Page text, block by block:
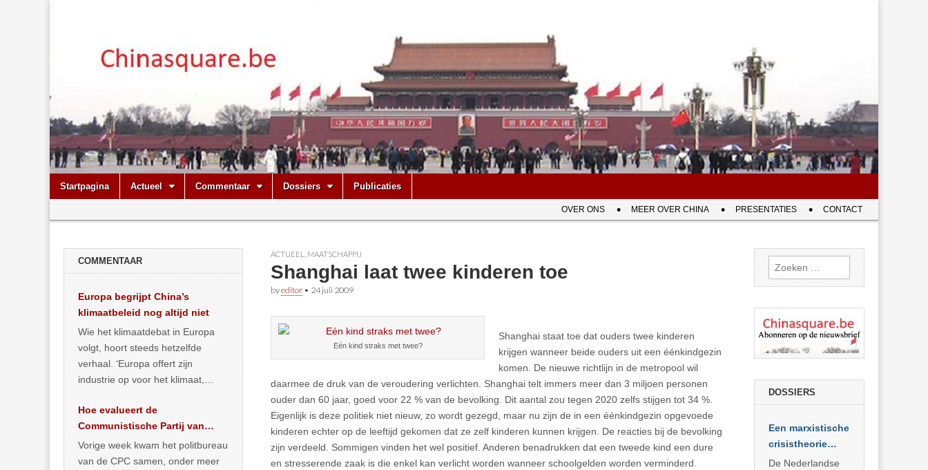
Chinasquare.be
Main
menu
Skip
Startpagina Actueel Commentaar Dossiers Publicaties
menu
OVER ONS MEER OVER CHINA PRESENTATIES CONTACT
ACTUEEL MAATSCHAPPIJ
Shanghai laat twee kinderen toe
byeditor • 24 juli 2009
Eén kind straks met twee?
Shanghai staat toe dat ouders twee kinderen
krijgen wanneer beide ouders uit een éénkindgezin
komen. De nieuwe richtlijn in de metropool wil
daarmee de druk van de veroudering verlichten. Shanghai telt immers meer dan 3 miljoen personen
ouder dan 60 jaar, goed voor 22 % van de bevolking. Dit aantal zou tegen 2020 zelfs stijgen tot 34 %.
Eigenlijk is deze politiek niet nieuw, zo wordt gezegd, maar nu zijn de in een éénkindgezin opgevoede
kinderen echter op de leeftijd gekomen dat ze zelf kinderen kunnen krijgen. De reacties bij de bevolking
zijn verdeeld. Sommigen vinden het wel positief. Anderen benadrukken dat een tweede kind een dure
en stresserende zaak is die enkel kan verlicht worden wanneer schoolgelden worden verminderd.
COMMENTAAR
Europa begrijpt China’s
klimaatbeleid nog altijd niet
Wie het klimaatdebat in Europa
volgt, hoort steeds hetzelfde
verhaal. ‘Europa offert zijn
industrie op voor het klimaat,
vergroening… >> lees meer
Hoe evalueert de
Communistische Partij van
China de economische
situatie?
Vorige week kwam het politbureau
van de CPC samen, onder meer
Zoeken
naar:
DOSSIERS
Een marxistische
crisistheorie
voor vandaag
De Nederlandse